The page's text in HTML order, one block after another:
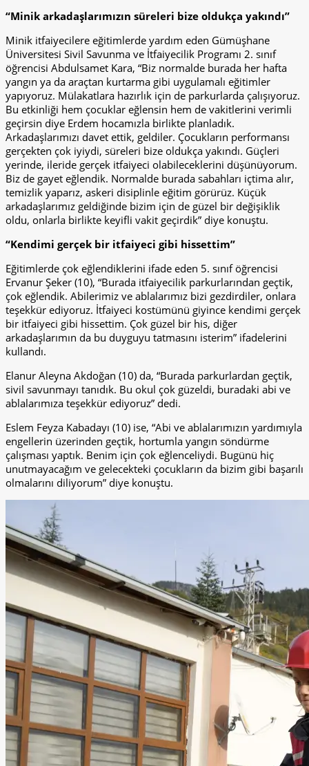
“Minik arkadaşlarımızın süreleri bize oldukça yakındı”
Minik itfaiyecilere eğitimlerde yardım eden Gümüşhane
Üniversitesi Sivil Savunma ve İtfaiyecilik Programı 2. sınıf
öğrencisi Abdulsamet Kara, “Biz normalde burada her hafta
yangın ya da araçtan kurtarma gibi uygulamalı eğitimler
yapıyoruz. Mülakatlara hazırlık için de parkurlarda çalışıyoruz.
Bu etkinliği hem çocuklar eğlensin hem de vakitlerini verimli
geçirsin diye Erdem hocamızla birlikte planladık.
Arkadaşlarımızı davet ettik, geldiler. Çocukların performansı
gerçekten çok iyiydi, süreleri bize oldukça yakındı. Güçleri
yerinde, ileride gerçek itfaiyeci olabileceklerini düşünüyorum.
Biz de gayet eğlendik. Normalde burada sabahları içtima alır,
temizlik yaparız, askeri disiplinle eğitim görürüz. Küçük
arkadaşlarımız geldiğinde bizim için de güzel bir değişiklik
oldu, onlarla birlikte keyifli vakit geçirdik” diye konuştu.
“Kendimi gerçek bir itfaiyeci gibi hissettim”
Eğitimlerde çok eğlendiklerini ifade eden 5. sınıf öğrencisi
Ervanur Şeker (10), “Burada itfaiyecilik parkurlarından geçtik,
çok eğlendik. Abilerimiz ve ablalarımız bizi gezdirdiler, onlara
teşekkür ediyoruz. İtfaiyeci kostümünü giyince kendimi gerçek
bir itfaiyeci gibi hissettim. Çok güzel bir his, diğer
arkadaşlarımın da bu duyguyu tatmasını isterim” ifadelerini
kullandı.
Elanur Aleyna Akdoğan (10) da, “Burada parkurlardan geçtik,
sivil savunmayı tanıdık. Bu okul çok güzeldi, buradaki abi ve
ablalarımıza teşekkür ediyoruz” dedi.
Eslem Feyza Kabadayı (10) ise, “Abi ve ablalarımızın yardımıyla
engellerin üzerinden geçtik, hortumla yangın söndürme
çalışması yaptık. Benim için çok eğlenceliydi. Bugünü hiç
unutmayacağım ve gelecekteki çocukların da bizim gibi başarılı
olmalarını diliyorum” diye konuştu.